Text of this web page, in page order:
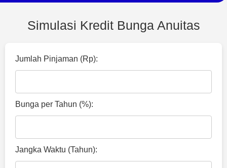
Simulasi Kredit Bunga Anuitas
Jumlah Pinjaman (Rp):
Bunga per Tahun (%):
Jangka Waktu (Tahun):